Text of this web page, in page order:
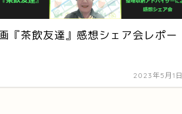
『茶飲友達』感想シェア会レポー
2023年5月1日